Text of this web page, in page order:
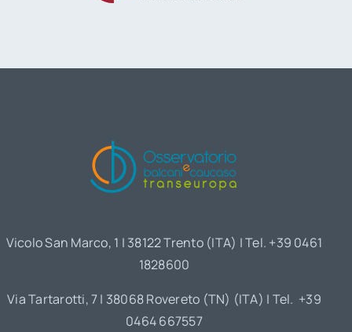
Vicolo San Marco, 1 | 38122 Trento (ITA) | Tel. +39 0461
1828600
Via Tartarotti, 7 | 38068 Rovereto (TN) (ITA) | Tel. +39
0464 667557